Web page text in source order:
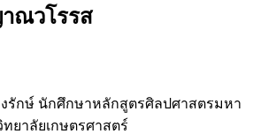
ณวโรรส
รักษ์ นักศึกษาหลักสูตรศิลปศาสตรมหา
ยาลัยเกษตรศาสตร์